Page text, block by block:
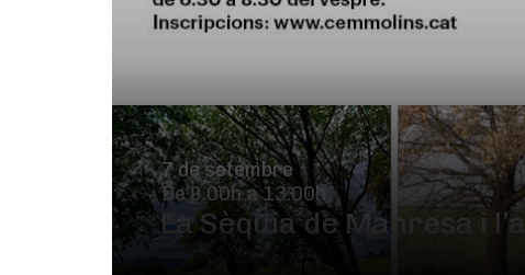
7 de setembre
De 9.00h a 13.00h
La Sèquia de Manresa i